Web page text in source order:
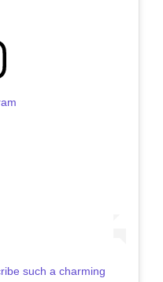
such a charming